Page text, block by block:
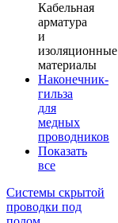
Кабельная
арматура
и
изоляционные
материалы
Наконечник-
гильза
для
медных
проводников
Показать
все
Системы скрытой
проводки под